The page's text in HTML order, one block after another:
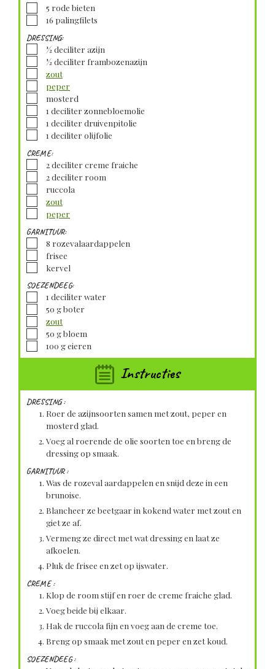
▢
5 rode bieten
▢
16 palingfilets
DRESSING:
▢
½deciliter azijn
▢
½deciliter frambozenazijn
▢
zout
▢
peper
▢
mosterd
▢1 deciliter zonnebloemolie
▢1 deciliter druivenpitolie
▢1 deciliter olijfolie
CREME:
▢
2deciliter creme fraiche
▢
2deciliter room
▢
ruccola
▢
zout
▢
peper
GARNITUUR:
▢
8 rozevalaardappelen
▢
frisee
▢
kervel
SOEZENDEEG:
▢1 deciliter water
▢
50 gboter
▢
zout
▢
50 gbloem
▢
100 geieren
Instructies
DRESSING :
Roer de azijnsoorten samen met zout, peper en
mosterd glad.
Voeg al roerende de olie soorten toe en breng de
dressing op smaak.
GARNITUUR :
Was de rozeval aardappelen en snijd deze in een
brunoise.
Blancheer ze beetgaar in kokend water met zout en
giet ze af.
Vermeng ze direct met wat dressing en laat ze
afkoelen.
Pluk de frisee en zet op ijswater.
CREME :
Klop de room stijf en roer de creme fraiche glad.
Voeg beide bij elkaar.
Hak de ruccola fijn en voeg aan de creme toe.
Breng op smaak met zout en peper en zet koud.
SOEZENDEEG :